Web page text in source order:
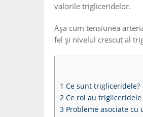
valorile trigliceridelor.
Așa cum tensiunea
fel și nivelul crescut al
1 Ce sunt trigliceridele?
2 Ce rol au
3 Probleme asociate